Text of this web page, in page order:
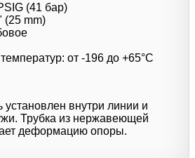
(41 бар)
(25 mm)
от -196 до +65°С
внутри линии и
Трубка из нержавеющей
деформацию опоры.